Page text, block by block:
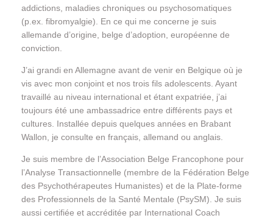
addictions, maladies chroniques ou psychosomatiques
(p.ex. fibromyalgie). En ce qui me concerne je suis
allemande d’origine, belge d’adoption, européenne de
conviction.
J’ai grandi en Allemagne avant de venir en Belgique où je
vis avec mon conjoint et nos trois fils adolescents. Ayant
travaillé au niveau international et étant expatriée, j’ai
toujours été une ambassadrice entre différents pays et
cultures. Installée depuis quelques années en Brabant
Wallon, je consulte en français, allemand ou anglais.
Je suis membre de l’Association Belge Francophone pour
l’Analyse Transactionnelle (membre de la Fédération Belge
des Psychothérapeutes Humanistes) et de la Plate-forme
des Professionnels de la Santé Mentale (PsySM). Je suis
aussi certifiée et accréditée par International Coach